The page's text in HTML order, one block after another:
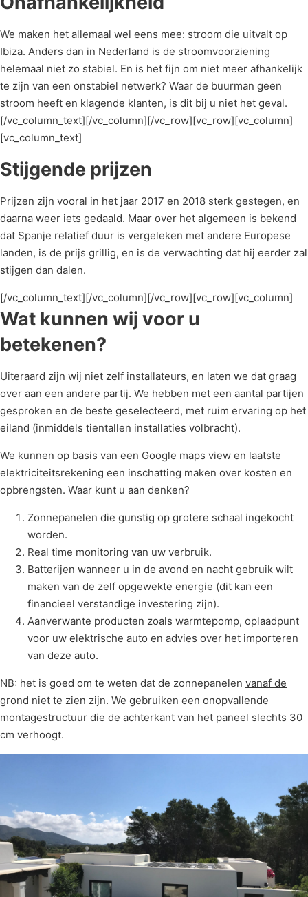
We maken het allemaal wel eens mee: stroom die uitvalt op
Ibiza. Anders dan in Nederland is de stroomvoorziening
helemaal niet zo stabiel. En is het fijn om niet meer afhankelijk
te zijn van een onstabiel netwerk? Waar de buurman geen
stroom heeft en klagende klanten, is dit bij u niet het geval.
[/vc_column_text][/vc_column][/vc_row][vc_row][vc_column]
[vc_column_text]
Stijgende prijzen
Prijzen zijn vooral in het jaar 2017 en 2018 sterk gestegen, en
daarna weer iets gedaald. Maar over het algemeen is bekend
dat Spanje relatief duur is vergeleken met andere Europese
landen, is de prijs grillig, en is de verwachting dat hij eerder zal
stijgen dan dalen.
[/vc_column_text][/vc_column][/vc_row][vc_row][vc_column]
Wat kunnen wij voor u
betekenen?
Uiteraard zijn wij niet zelf installateurs, en laten we dat graag
over aan een andere partij. We hebben met een aantal partijen
gesproken en de beste geselecteerd, met ruim ervaring op het
eiland (inmiddels tientallen installaties volbracht).
We kunnen op basis van een Google maps view en laatste
elektriciteitsrekening een inschatting maken over kosten en
opbrengsten. Waar kunt u aan denken?
Zonnepanelen die gunstig op grotere schaal ingekocht
worden.
Real time monitoring van uw verbruik.
Batterijen wanneer u in de avond en nacht gebruik wilt
maken van de zelf opgewekte energie (dit kan een
financieel verstandige investering zijn).
Aanverwante producten zoals warmtepomp, oplaadpunt
voor uw elektrische auto en advies over het importeren
van deze auto.
NB: het is goed om te weten dat de zonnepanelen vanaf de
grond niet te zien zijn. We gebruiken een onopvallende
montagestructuur die de achterkant van het paneel slechts 30
cm verhoogt.